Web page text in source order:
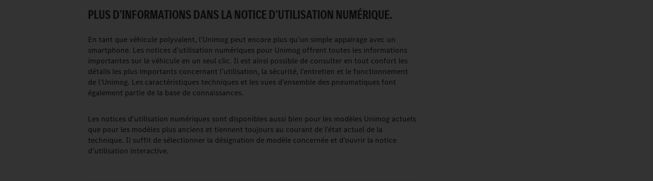
PLUS D’INFORMATIONS DANS LA NOTICE D’UTILISATION NUMÉRIQUE.
En tant que véhicule polyvalent, l’Unimog peut encore plus qu’un simple appairage avec un
smartphone. Les notices d’utilisation numériques pour Unimog offrent toutes les informations
importantes sur le véhicule en un seul clic. Il est ainsi possible de consulter en tout confort les
détails les plus importants concernant l’utilisation, la sécurité, l’entretien et le fonctionnement
de l’Unimog. Les caractéristiques techniques et les vues d’ensemble des pneumatiques font
également partie de la base de connaissances.
Les notices d’utilisation numériques sont disponibles aussi bien pour les modèles Unimog actuels
que pour les modèles plus anciens et tiennent toujours au courant de l’état actuel de la
technique. Il suffit de sélectionner la désignation de modèle concernée et d’ouvrir la notice
d’utilisation interactive.